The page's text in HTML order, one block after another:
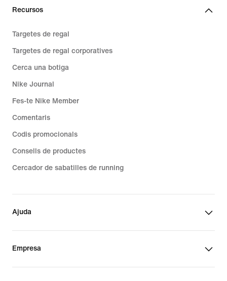
Recursos
Targetes de regal
Targetes de regal corporatives
Cerca una botiga
Nike Journal
Fes-te Nike Member
Comentaris
Codis promocionals
Consells de productes
Cercador de sabatilles de running
Ajuda
Empresa